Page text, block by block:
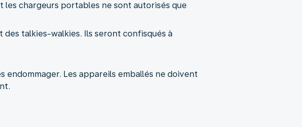
les chargeurs portables ne sont autorisés que
talkies-walkies. Ils seront confisqués à
endommager. Les appareils emballés ne doivent